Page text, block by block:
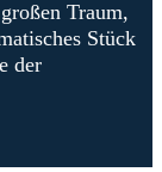
Traum,
Stück
der